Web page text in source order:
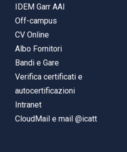
IDEM Garr AAI
Off-campus
CV Online
Albo Fornitori
Bandi e Gare
Verifica certificati e
autocertificazioni
Intranet
CloudMail e mail @icatt